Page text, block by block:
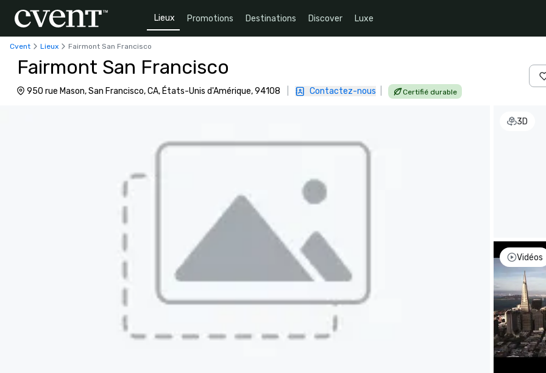
Lieux Promotions Destinations Discover Luxe
Cvent Lieux Fairmont San Francisco
Fairmont San Francisco
950 rue Mason, San Francisco, CA, États-Unis d'Amérique, 94108 Contactez-nous Certifié durable
3D
Vidéos